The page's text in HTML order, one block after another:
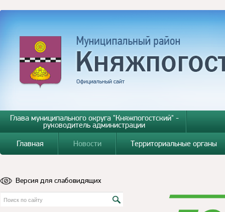
Глава муниципального округа "Княжпогостский" -
руководитель администрации
Главная
Новости Территориальные органы
Версия для слабовидящих